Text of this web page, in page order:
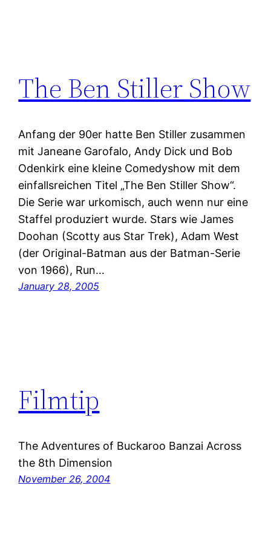
The Ben Stiller Show
Anfang der 90er hatte Ben Stiller zusammen
mit Janeane Garofalo, Andy Dick und Bob
Odenkirk eine kleine Comedyshow mit dem
einfallsreichen Titel „The Ben Stiller Show“.
Die Serie war urkomisch, auch wenn nur eine
Staffel produziert wurde. Stars wie James
Doohan (Scotty aus Star Trek), Adam West
(der Original-Batman aus der Batman-Serie
von 1966), Run…
January 28, 2005
Filmtip
The Adventures of Buckaroo Banzai Across
the 8th Dimension
November 26, 2004